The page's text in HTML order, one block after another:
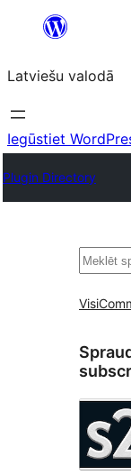
Pāriet
saturu
Latviešu valodā
Iegūstiet
Plugin Directory
Meklēt
Visi